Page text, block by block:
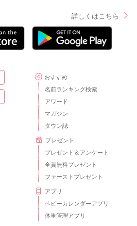
詳しくはこちら
おすすめ
名前ランキング検索
アワード
マガジン
タウン誌
プレゼント
プレゼント＆アンケート
全員無料プレゼント
ファーストプレゼント
アプリ
ベビーカレンダーアプリ
体重管理アプリ